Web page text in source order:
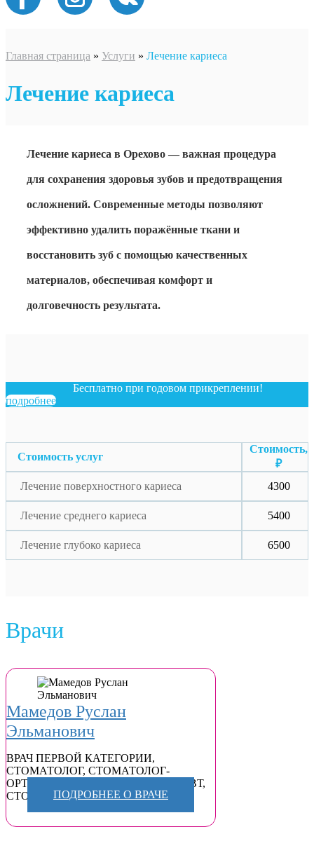
Главная страница » Услуги » Лечение кариеса
Лечение кариеса
Лечение кариеса в Орехово — важная процедура
для сохранения здоровья зубов и предотвращения
осложнений. Современные методы позволяют
эффективно удалить поражённые ткани и
восстановить зуб с помощью качественных
материалов, обеспечивая комфорт и
долговечность результата.
Бесплатно при годовом прикреплении!
подробнее
Стоимость услуг
Стоимость,
₽
Лечение поверхностного кариеса
4300
Лечение среднего кариеса 5400
Лечение глубоко кариеса 6500
Врачи
Мамедов Руслан
Эльманович
ВРАЧ ПЕРВОЙ КАТЕГОРИИ,
СТОМАТОЛОГ, СТОМАТОЛОГ-
ОРТОПЕД
СТОМАТОЛОГ-ТЕРАПЕВТ,
СТОМАТОЛОГ-ХИРУРГ
ПОДРОБНЕЕ О ВРАЧЕ